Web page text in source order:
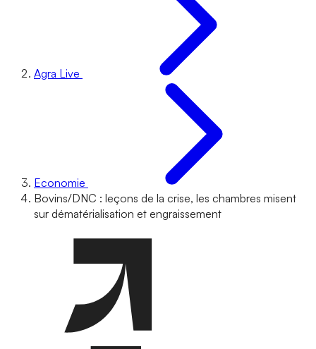
Agra Live
Economie
Bovins/DNC : leçons de la crise, les chambres misent
sur dématérialisation et engraissement